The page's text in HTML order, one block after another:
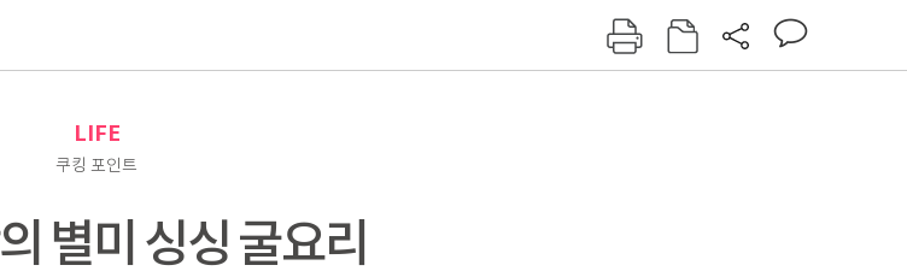
여성동아 동아일보
LIFE
쿠킹 포인트
별미 싱싱 굴요리